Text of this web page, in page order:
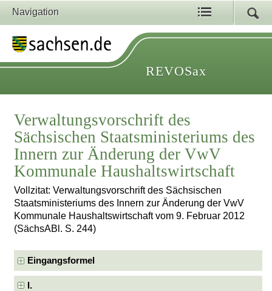
Navigation
REVOSax
Verwaltungsvorschrift des
Sächsischen Staatsministeriums des
Innern zur Änderung der VwV
Kommunale Haushaltswirtschaft
Vollzitat: Verwaltungsvorschrift des Sächsischen
Staatsministeriums des Innern zur Änderung der VwV
Kommunale Haushaltswirtschaft vom 9. Februar 2012
(SächsABl. S. 244)
Eingangsformel
I.